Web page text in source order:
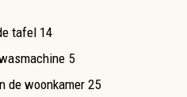
tafel 14
5
de woonkamer 25